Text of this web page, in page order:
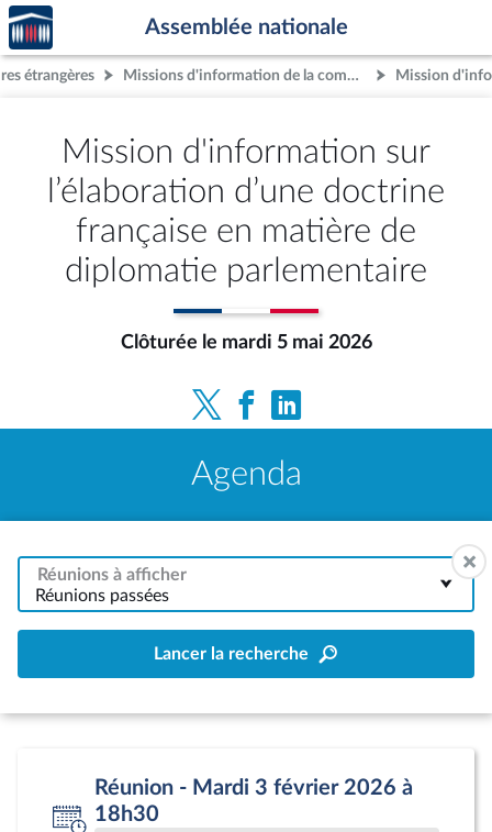
Aller au contenu
Aller en bas de la page
Accèder
à la
page
d'accueil
Assemblée nationale
étrangères Missions d'information de la commission
Mission d'information sur
l’élaboration d’une doctrine
française en matière de
diplomatie parlementaire
Clôturée le mardi 5 mai 2026
Agenda
Réunions à afficher
Réunions passées
Lancer la recherche
Réunion - Mardi 3 février 2026 à
18h30